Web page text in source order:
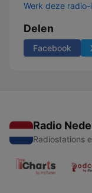
Werk deze
Delen
Facebook
Radio
Radiostations